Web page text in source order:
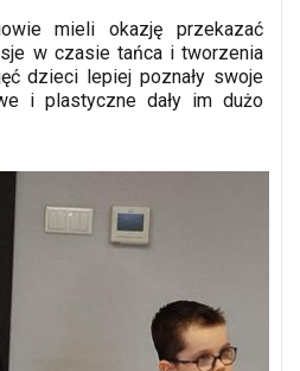
mieli okazję przekazać
w czasie tańca i tworzenia
dzieci lepiej poznały swoje
i plastyczne dały im dużo